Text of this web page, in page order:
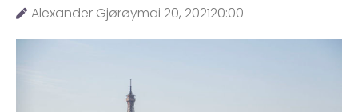
Alexander Gjørøymai 20, 202120:00